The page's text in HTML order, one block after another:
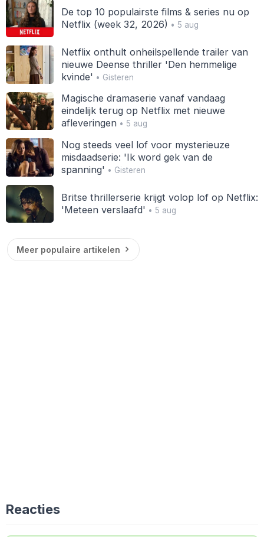
De top 10 populairste films & series nu op
Netflix (week 32, 2026) • 5 aug
Netflix onthult onheilspellende trailer van
nieuwe Deense thriller 'Den hemmelige
kvinde' • Gisteren
Magische dramaserie vanaf vandaag
eindelijk terug op Netflix met nieuwe
afleveringen• 5 aug
Nog steeds veel lof voor mysterieuze
misdaadserie: 'Ik word gek van de
spanning' • Gisteren
Britse thrillerserie krijgt volop lof op Netflix:
'Meteen verslaafd' • 5 aug
Meer populaire artikelen
Reacties